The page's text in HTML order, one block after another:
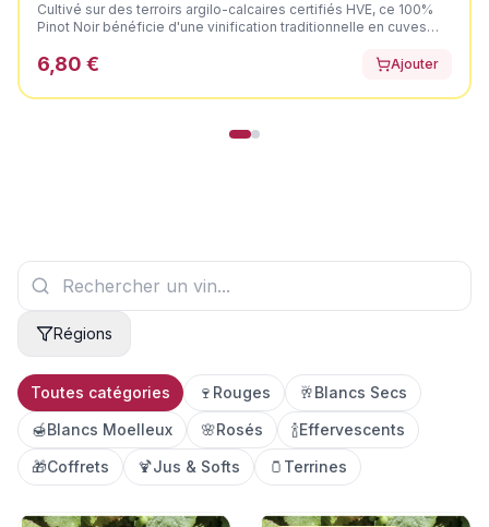
Cultivé sur des terroirs argilo-calcaires certifiés HVE, ce 100%
Pinot Noir bénéficie d'une vinification traditionnelle en cuves
une robe profonde et préserver la délicatesse du cépage. Il
dévoile une élégante couleur rouge rubis aux reflets violets.
Son nez est expressif et très net, axé sur les fruits rouges et
portée par la fraîcheur des fruits noirs croquants.
6,80 € Ajouter
Régions
Toutes catégories 🍷 Rouges 🥂Blancs Secs
🍯Blancs Moelleux 🌸Rosés 🍾Effervescents
🎁Coffrets 🍹Jus & Softs 🫙 Terrines